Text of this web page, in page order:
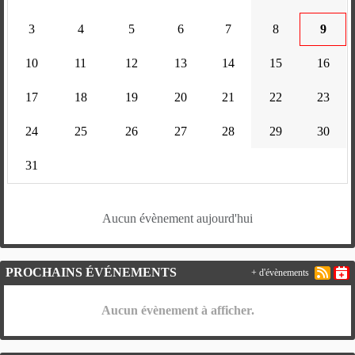
3 4 5 6 7 8 9
10 11 12 13 14 15 16
17 18 19 20 21 22 23
24 25 26 27 28 29 30
31
Aucun évènement aujourd'hui
PROCHAINS ÉVÉNEMENTS
Aucun évènement à afficher.
+ d'évènements